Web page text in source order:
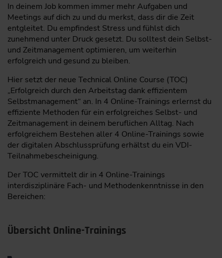
In deinem Job kommen immer mehr Aufgaben und
Meetings auf dich zu und du merkst, dass dir die Zeit
entgleitet. Du empfindest Stress und fühlst dich
zunehmend unter Druck gesetzt. Du solltest dein Selbst-
und Zeitmanagement optimieren, um weiterhin
erfolgreich und gesund zu bleiben.
Hier setzt der neue Technical Online Course (TOC)
„Erfolgreich durch den Arbeitstag dank effizientem
Selbstmanagement“ an. In 4 Online-Trainings erlernst du
effiziente Methoden für ein erfolgreiches Selbst- und
Zeitmanagement in deinem beruflichen Alltag. Nach
erfolgreichem Bestehen aller 4 Online-Trainings sowie
der digitalen Abschlussprüfung erhältst du ein VDI-
Teilnahmebescheinigung.
Der TOC vermittelt dir in 4 Online-Trainings
interdisziplinäre Fach- und Methodenkenntnisse in den
Bereichen:
Übersicht Online-Trainings